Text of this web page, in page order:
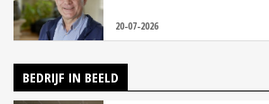
20-07-2026
BEDRIJF IN BEELD